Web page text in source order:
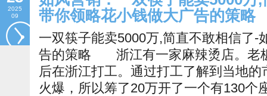
2025
09
带你领略花小钱做大广告的策略
一双筷子能卖5000万,简直不敢相信了-
告的策略 浙江有一家麻辣烫店。老
后在浙江打工。通过打工了解到当地
火爆，所以筹了20万开了一个有130个